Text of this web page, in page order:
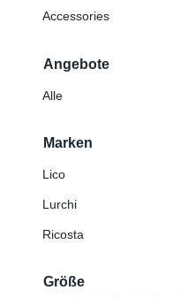
Accessories
Angebote
Alle
Marken
Lico
Lurchi
Ricosta
Größe